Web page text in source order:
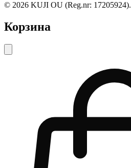
© 2026 KUJI OU (Reg.nr: 17205924).
Корзина